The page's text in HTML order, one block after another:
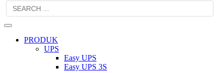
PRODUK
UPS
Easy UPS
Easy UPS 3S